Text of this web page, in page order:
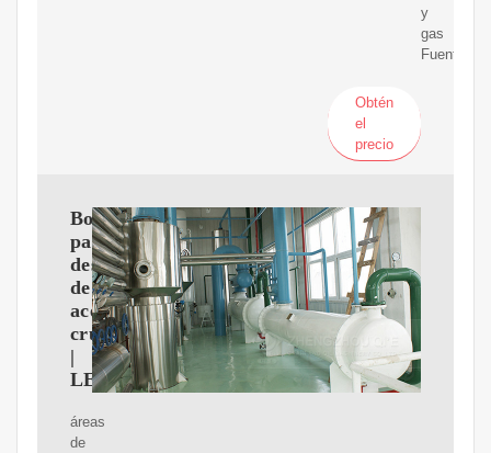
y
gas
Fuente
Obtén
el
precio
Bombas
para
destilación
de
aceite
crudo
|
LEWA
áreas
de